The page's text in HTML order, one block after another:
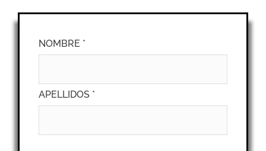
NOMBRE *
APELLIDOS *